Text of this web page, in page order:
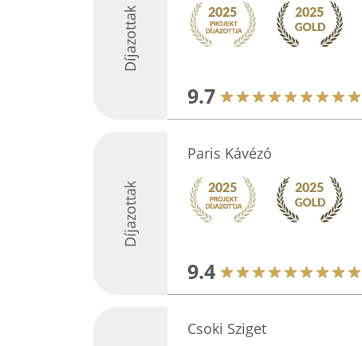
Díjazottak
9.7
Díjazottak
Paris Kávézó
9.4
Csoki Sziget